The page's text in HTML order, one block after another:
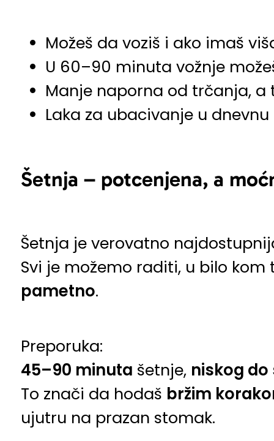
Možeš da voziš i ako imaš
U 60–90 minuta vožnje
Manje naporna od trčanja,
Laka za ubacivanje u
Šetnja – potcenjena, a
Šetnja je verovatno
Svi je možemo raditi, u bilo
pametno.
Preporuka:
45–90 minuta šetnje, niskog
To znači da hodaš bržim
ujutru na prazan stomak.